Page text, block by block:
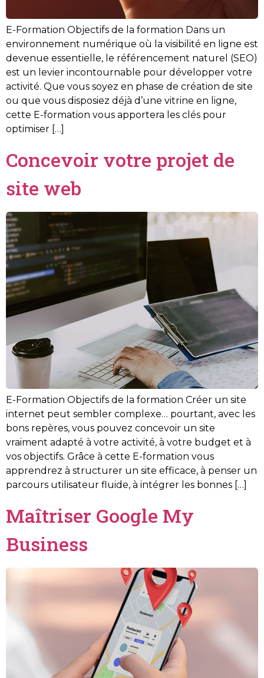
E-Formation Objectifs de la formation Dans un
environnement numérique où la visibilité en ligne est
devenue essentielle, le référencement naturel (SEO)
est un levier incontournable pour développer votre
activité. Que vous soyez en phase de création de site
ou que vous disposiez déjà d’une vitrine en ligne,
cette E-formation vous apportera les clés pour
optimiser […]
Concevoir votre projet de
site web
E-Formation Objectifs de la formation Créer un site
internet peut sembler complexe… pourtant, avec les
bons repères, vous pouvez concevoir un site
vraiment adapté à votre activité, à votre budget et à
vos objectifs. Grâce à cette E-formation vous
apprendrez à structurer un site efficace, à penser un
parcours utilisateur fluide, à intégrer les bonnes […]
Maîtriser Google My
Business